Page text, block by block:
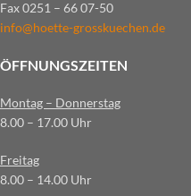
Fax 0251 – 66 07-50
info@hoette-grosskuechen.de
ÖFFNUNGSZEITEN
Montag – Donnerstag
8.00 – 17.00 Uhr
Freitag
8.00 – 14.00 Uhr